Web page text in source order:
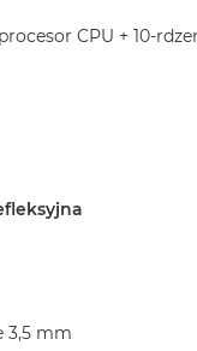
CPU + 10-
3,5 mm